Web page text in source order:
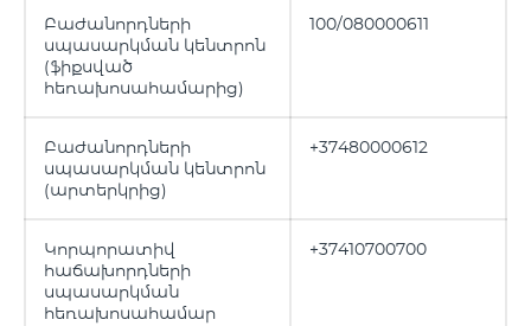
Բաժանորդների
սպասարկման կենտրոն
(ֆիքսված
հեռախոսահամարից)
100/080000611
Բաժանորդների
սպասարկման կենտրոն
(արտերկրից)
+37480000612
Կորպորատիվ
հաճախորդների
սպասարկման
հեռախոսահամար
+37410700700